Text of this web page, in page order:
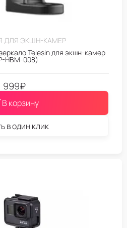
ДЛЯ ЭКШН-КАМЕР
Telesin для экшн-камер
HBM-008)
999₽
В корзину
в один клик